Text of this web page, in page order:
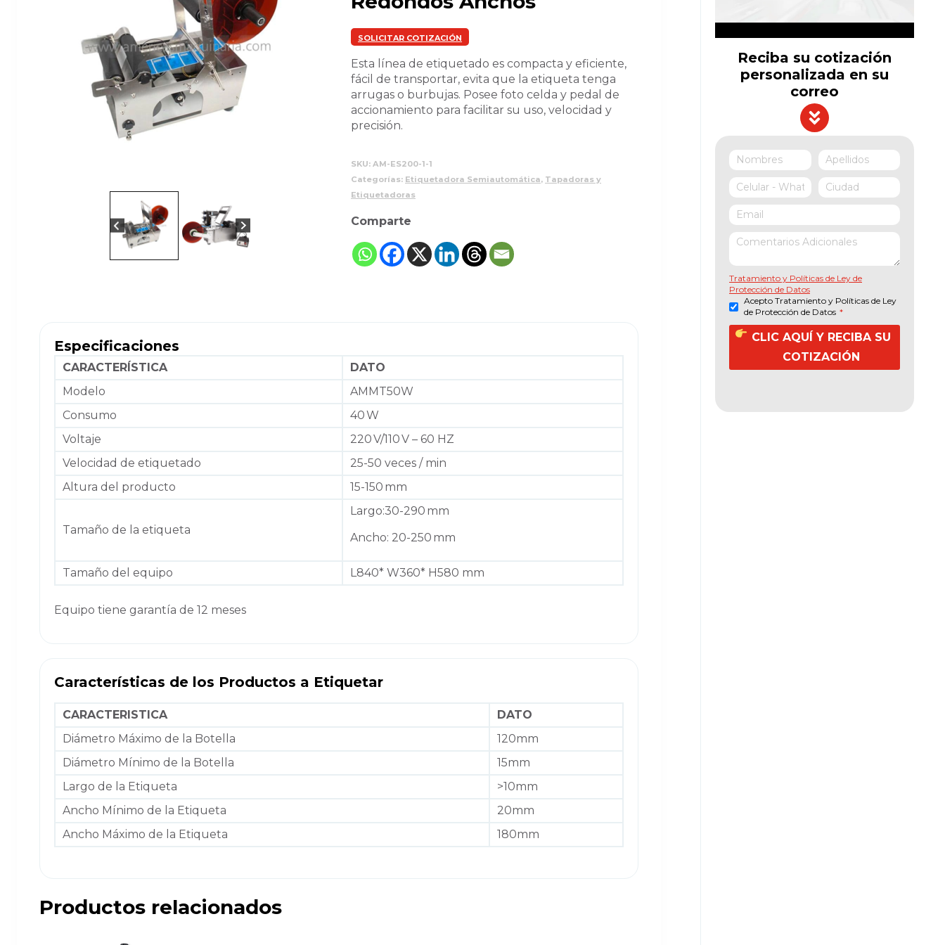
SOLICITAR COTIZACIÓN
Esta línea de etiquetado es compacta y eficiente,
fácil de transportar, evita que la etiqueta tenga
arrugas o burbujas. Posee foto celda y pedal de
accionamiento para facilitar su uso, velocidad y
precisión.
SKU:AM-ES200-1-1
Categorías: Etiquetadora Semiautomática, Tapadoras y
Etiquetadoras
Comparte
Especificaciones
CARACTERÍSTICA
DATO
Modelo
AMMT50W
Consumo
40 W
Voltaje
220 V/110 V – 60 HZ
Velocidad de etiquetado
25-50 veces / min
Altura del producto
15-150 mm
Tamaño de la etiqueta
Largo:30-290 mm
Ancho: 20-250 mm
Tamaño del equipo L840* W360* H580 mm
Equipo tiene garantía de 12 meses
Características de los Productos a Etiquetar
CARACTERISTICA
DATO
Diámetro Máximo de la Botella
120mm
Diámetro Mínimo de la Botella
15mm
Largo de la Etiqueta
>10mm
Ancho Mínimo de la Etiqueta
20mm
Ancho Máximo de la Etiqueta
180mm
Productos relacionados
Reciba su cotización
personalizada en su
correo
Tratamiento y Políticas de Ley de
Protección de Datos
Acepto Tratamiento y Políticas de Ley
de Protección de Datos *
CLIC AQUÍ Y RECIBA SU
COTIZACIÓN